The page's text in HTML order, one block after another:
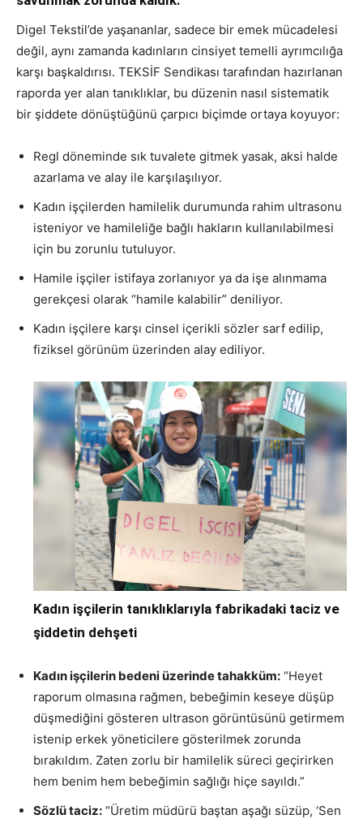
Digel Tekstil’de yaşananlar, sadece bir emek mücadelesi
değil, aynı zamanda kadınların cinsiyet temelli ayrımcılığa
karşı başkaldırısı. TEKSİF Sendikası tarafından hazırlanan
raporda yer alan tanıklıklar, bu düzenin nasıl sistematik
bir şiddete dönüştüğünü çarpıcı biçimde ortaya koyuyor:
Regl döneminde sık tuvalete gitmek yasak, aksi halde
azarlama ve alay ile karşılaşılıyor.
Kadın işçilerden hamilelik durumunda rahim ultrasonu
isteniyor ve hamileliğe bağlı hakların kullanılabilmesi
için bu zorunlu tutuluyor.
Hamile işçiler istifaya zorlanıyor ya da işe alınmama
gerekçesi olarak “hamile kalabilir” deniliyor.
Kadın işçilere karşı cinsel içerikli sözler sarf edilip,
fiziksel görünüm üzerinden alay ediliyor.
Kadın işçilerin tanıklıklarıyla fabrikadaki taciz ve
şiddetin dehşeti
Kadın işçilerin bedeni üzerinde tahakküm: “Heyet
raporum olmasına rağmen, bebeğimin keseye düşüp
düşmediğini gösteren ultrason görüntüsünü getirmem
istenip erkek yöneticilere gösterilmek zorunda
bırakıldım. Zaten zorlu bir hamilelik süreci geçirirken
hem benim hem bebeğimin sağlığı hiçe sayıldı.”
Sözlü taciz: “Üretim müdürü baştan aşağı süzüp, ‘Sen